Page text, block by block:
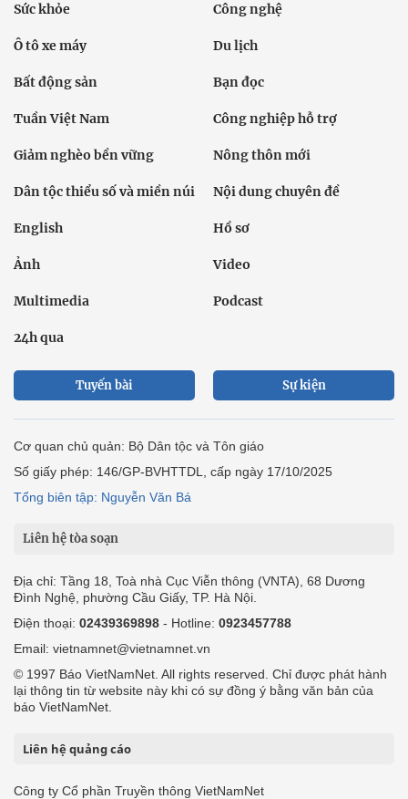
Sức khỏe Công nghệ
Ô tô xe máy Du lịch
Bất động sản Bạn đọc
Tuần Việt Nam Công nghiệp hỗ trợ
Giảm nghèo bền vững Nông thôn mới
Dân tộc thiểu số và miền núi Nội dung chuyên đề
English Hồ sơ
Ảnh Video
Multimedia Podcast
24h qua
Tuyến bài Sự kiện
Cơ quan chủ quản: Bộ Dân tộc và Tôn giáo
Số giấy phép: 146/GP-BVHTTDL, cấp ngày 17/10/2025
Tổng biên tập: Nguyễn Văn Bá
Liên hệ tòa soạn
Địa chỉ: Tầng 18, Toà nhà Cục Viễn thông (VNTA), 68 Dương
Đình Nghệ, phường Cầu Giấy, TP. Hà Nội.
Điện thoại: 02439369898 - Hotline: 0923457788
Email: vietnamnet@vietnamnet.vn
© 1997 Báo VietNamNet. All rights reserved. Chỉ được phát hành
lại thông tin từ website này khi có sự đồng ý bằng văn bản của
báo VietNamNet.
Liên hệ quảng cáo
Công ty Cổ phần Truyền thông VietNamNet